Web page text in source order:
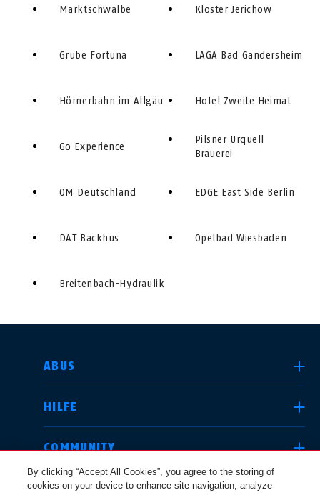
Marktschwalbe
Grube Fortuna
Hörnerbahn im Allgäu
Go Experience
OM Deutschland
DAT Backhus
Breitenbach-Hydraulik
Kloster Jerichow
LAGA Bad Gandersheim
Hotel Zweite Heimat
Pilsner Urquell
Brauerei
EDGE East Side Berlin
Opelbad Wiesbaden
ABUS
HILFE
COMMUNITY
RECHTLICHES
LAND AUSWÄHLEN
Deutschland
By clicking “Accept All Cookies”, you agree to the storing of
cookies on your device to enhance site navigation, analyze